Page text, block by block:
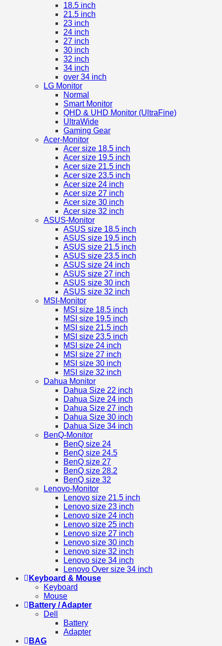
18.5 inch
21.5 inch
23 inch
24 inch
27 inch
30 inch
32 inch
34 inch
over 34 inch
LG Monitor
Normal
Smart Monitor
QHD & UHD Monitor (UltraFine)
UltraWide
Gaming Gear
Acer-Monitor
Acer size 18.5 inch
Acer size 19.5 inch
Acer size 21.5 inch
Acer size 23.5 inch
Acer size 24 inch
Acer size 27 inch
Acer size 30 inch
Acer size 32 inch
ASUS-Monitor
ASUS size 18.5 inch
ASUS size 19.5 inch
ASUS size 21.5 inch
ASUS size 23.5 inch
ASUS size 24 inch
ASUS size 27 inch
ASUS size 30 inch
ASUS size 32 inch
MSI-Monitor
MSI size 18.5 inch
MSI size 19.5 inch
MSI size 21.5 inch
MSI size 23.5 inch
MSI size 24 inch
MSI size 27 inch
MSI size 30 inch
MSI size 32 inch
Dahua Monitor
Dahua Size 22 inch
Dahua Size 24 inch
Dahua Size 27 inch
Dahua Size 30 inch
Dahua Size 34 inch
BenQ-Monitor
BenQ size 24
BenQ size 24.5
BenQ size 27
BenQ size 28.2
BenQ size 32
Lenovo-Monitor
Lenovo size 21.5 inch
Lenovo size 23 inch
Lenovo size 24 inch
Lenovo size 25 inch
Lenovo size 27 inch
Lenovo size 30 inch
Lenovo size 32 inch
Lenovo size 34 inch
Lenovo Over size 34 inch
Keyboard & Mouse
Keyboard
Mouse
Battery / Adapter
Dell
Battery
Adapter
BAG